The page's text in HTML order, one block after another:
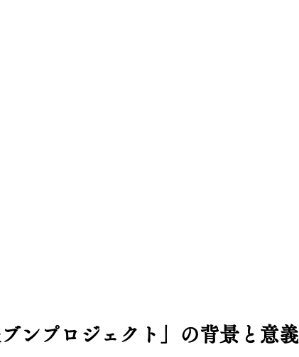
ブンプロジェクト」の背景と意義